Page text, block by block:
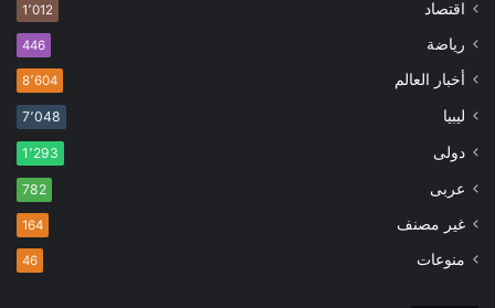
اقتصاد 1٬012
رياضة 446
أخبار العالم 8٬604
ليبيا 7٬048
دولى 1٬293
عربى 782
غير مصنف 164
منوعات 46